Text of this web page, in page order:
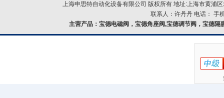
上海申思特自动化设备有限公司 版权所有 地址:上海市黄浦
联系人：许丹丹 电话： 手
主营产品：宝德电磁阀，宝德角座阀,宝德调节阀，宝德